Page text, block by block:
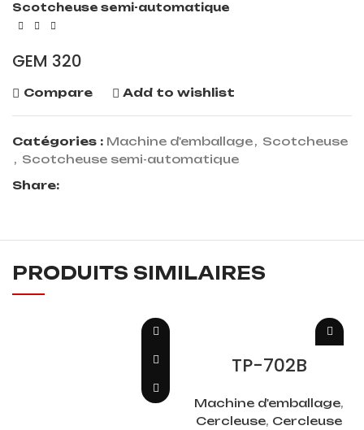
Scotcheuse semi-automatique
GEM 320
Compare Add to wishlist
Catégories : Machine d'emballage, Scotcheuse
, Scotcheuse semi-automatique
Share:
PRODUITS SIMILAIRES
TP-702B
Machine d'emballage,
Cercleuse, Cercleuse